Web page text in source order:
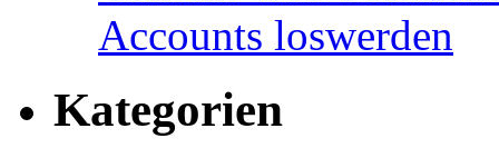
Accounts loswerden
Kategorien